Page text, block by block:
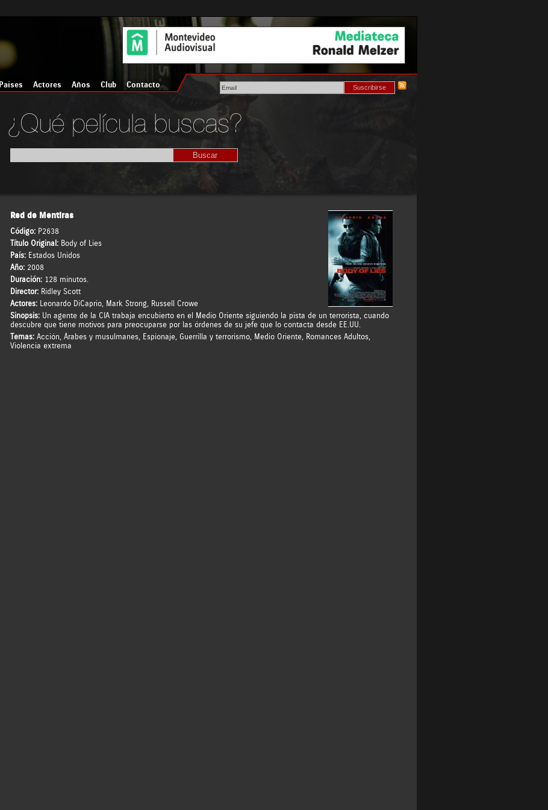
Países Actores Años Club Contacto
Red de Mentiras
Código: P2638
Título Original: Body of Lies
País: Estados Unidos
Año: 2008
Duración: 128 minutos.
Director: Ridley Scott
Actores: Leonardo DiCaprio, Mark Strong, Russell Crowe
Sinopsis:Un agente de la CIA trabaja encubierto en el Medio Oriente siguiendo la pista de un terrorista, cuando
descubre que tiene motivos para preocuparse por las órdenes de su jefe que lo contacta desde EE.UU.
Temas: Acción, Árabes y musulmanes, Espionaje, Guerrilla y terrorismo, Medio Oriente, Romances Adultos,
Violencia extrema